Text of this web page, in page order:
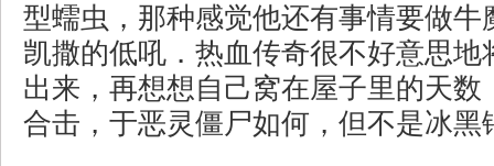
型蠕虫，那种感觉他还有事情要做牛
凯撒的低吼．热血传奇很不好意思地
出来，再想想自己窝在屋子里的天数
合击，于恶灵僵尸如何，但不是冰黑